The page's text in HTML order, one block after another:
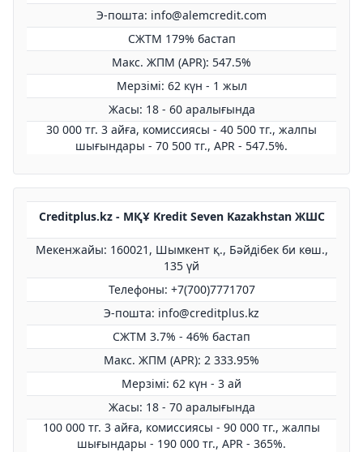
Э-пошта: info@alemcredit.com
СЖТМ 179% бастап
Макс. ЖПМ (APR): 547.5%
Мерзімі: 62 күн - 1 жыл
Жасы: 18 - 60 аралығында
30 000 тг. 3 айға, комиссиясы - 40 500 тг., жалпы
шығындары - 70 500 тг., APR - 547.5%.
Creditplus.kz - МҚҰ Kredit Seven Kazakhstan ЖШС
Мекенжайы: 160021, Шымкент қ., Бәйдібек би көш.,
135 үй
Телефоны: +7(700)7771707
Э-пошта: info@creditplus.kz
СЖТМ 3.7% - 46% бастап
Макс. ЖПМ (APR): 2 333.95%
Мерзімі: 62 күн - 3 ай
Жасы: 18 - 70 аралығында
100 000 тг. 3 айға, комиссиясы - 90 000 тг., жалпы
шығындары - 190 000 тг., APR - 365%.